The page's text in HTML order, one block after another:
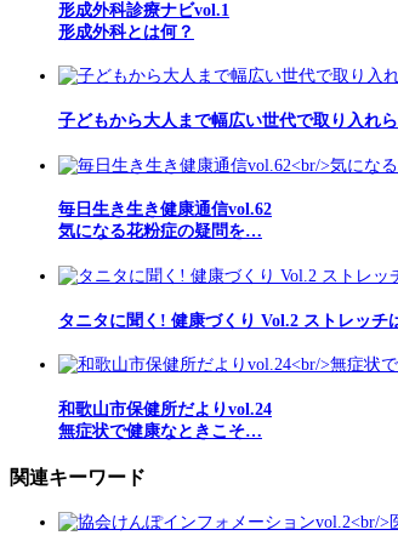
形成外科診療ナビvol.1
形成外科とは何？
子どもから大人まで幅広い世代で取り入れ
毎日生き生き健康通信vol.62
気になる花粉症の疑問を…
タニタに聞く! 健康づくり Vol.2 ストレッ
和歌山市保健所だよりvol.24
無症状で健康なときこそ…
関連キーワード